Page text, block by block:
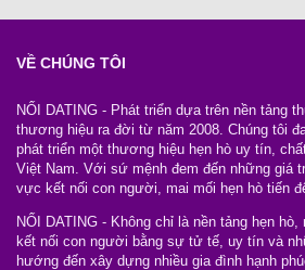
VỀ CHÚNG TÔI
NỐI DATING - Phát triển dựa trên nền tảng
thương hiệu ra đời từ năm 2008. Chúng tôi
phát triển một thương hiệu hẹn hò uy tín,
Việt Nam. Với sứ mệnh đem đến những giá
vực kết nối con người, mai mối hẹn hò tiến
NỐI DATING - Không chỉ là nền tảng hẹn
kết nối con người bằng sự tử tế, uy tín và
hướng đến xây dựng nhiều gia đình hạnh